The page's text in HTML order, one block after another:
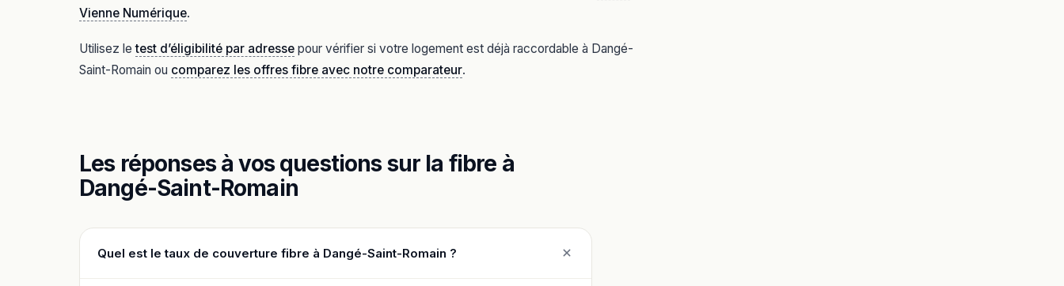
Vienne Numérique.
Utilisez letest d’éligibilité par adresse pour vérifier si votre logement est déjà raccordable à Dangé-
Saint-Romain ou comparez les offres fibre avec notre comparateur.
Les réponses à vos questions sur la fibre à
Dangé-Saint-Romain
Quel est le taux de couverture fibre à Dangé-Saint-Romain ?